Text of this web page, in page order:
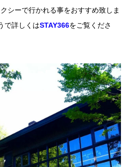
シーで行かれる事をおすすめ致しま
で詳しくはSTAY366をご覧くださ